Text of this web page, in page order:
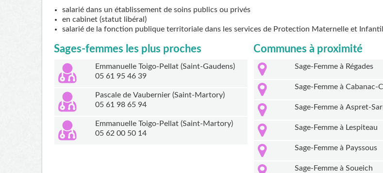
salarié dans un établissement de soins publics ou privés
en cabinet (statut libéral)
salarié de la fonction publique territoriale dans les services de Protection Maternelle et
Sages-femmes les plus proches
Emmanuelle Toigo-Pellat (Saint-Gaudens)
05 61 95 46 39
Pascale de Vaubernier (Saint-Martory)
05 61 98 65 94
Emmanuelle Toigo-Pellat (Saint-Martory)
05 62 00 50 14
Communes à proximité
Sage-Femme à Régades
Sage-Femme à Cabanac-
Sage-Femme à Aspret-
Sage-Femme à Lespiteau
Sage-Femme à Payssous
Sage-Femme à Soueich